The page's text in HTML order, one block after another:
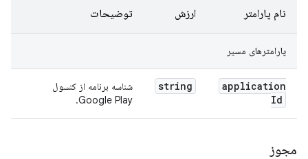
نام پارامتر ارزش توضیحات
پارامترهای مسیر
application
Id
string
شناسه برنامه از کنسول
Google Play.
مجوز